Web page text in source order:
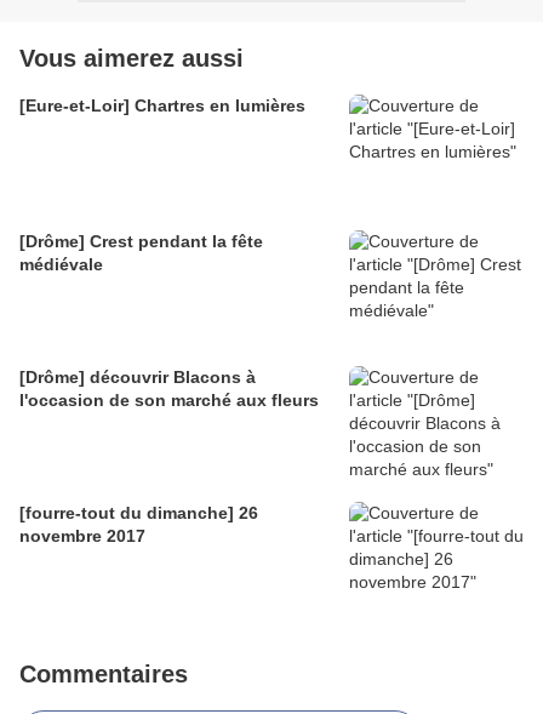
Vous aimerez aussi
[Eure-et-Loir] Chartres en lumières
[Drôme] Crest pendant la fête
médiévale
[Drôme] découvrir Blacons à
l'occasion de son marché aux fleurs
[fourre-tout du dimanche] 26
novembre 2017
Commentaires